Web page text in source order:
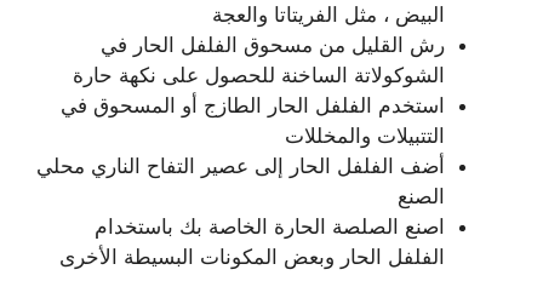
البيض ، مثل الفريتاتا والعجة
رش القليل من مسحوق الفلفل الحار في
الشوكولاتة الساخنة للحصول على نكهة حارة
استخدم الفلفل الحار الطازج أو المسحوق في
التتبيلات والمخللات
أضف الفلفل الحار إلى عصير التفاح الناري محلي
الصنع
اصنع الصلصة الحارة الخاصة بك باستخدام
الفلفل الحار وبعض المكونات البسيطة الأخرى